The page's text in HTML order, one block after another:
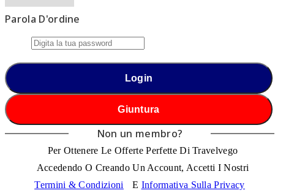
Parola D'ordine
Login
Giuntura
Non un membro?
Per Ottenere Le Offerte Perfette Di Travelvego
Accedendo O Creando Un Account, Accetti I Nostri
Termini & Condizioni
E Informativa Sulla Privacy